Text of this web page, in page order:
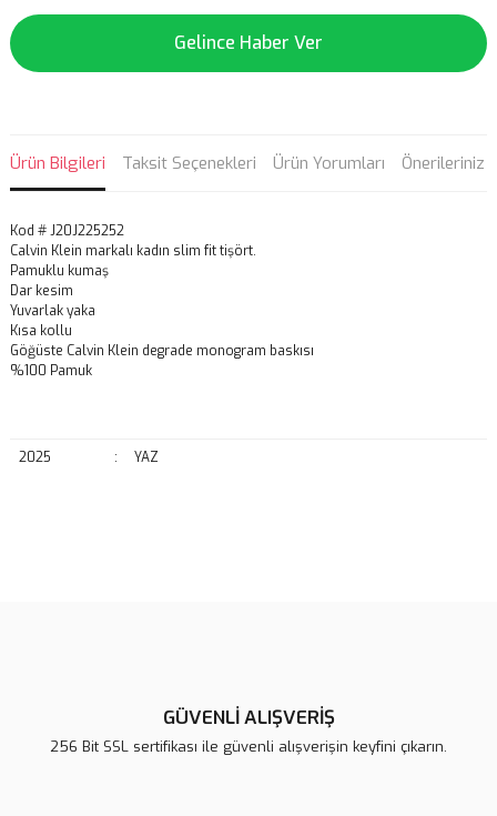
Gelince Haber Ver
Ürün Bilgileri Taksit Seçenekleri Ürün Yorumları Önerileriniz
Kod # J20J225252
Calvin Klein markalı kadın slim fit tişört.
Pamuklu kumaş
Dar kesim
Yuvarlak yaka
Kısa kollu
Göğüste Calvin Klein degrade monogram baskısı
%100 Pamuk
2025 : YAZ
Ürün açıklamasında eksik bilgiler bulunuyor.
GÜVENLİ ALIŞVERİŞ
256 Bit SSL sertifikası ile güvenli alışverişin keyfini çıkarın.